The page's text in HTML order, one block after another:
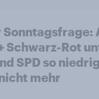
Sonntagsfrage:
Schwarz-Rot
SPD so
mehr